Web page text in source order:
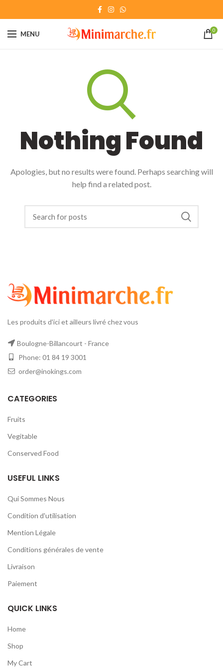
MENU 0
Nothing Found
Apologies, but no results were found. Perhaps searching will
help find a related post.
Les produits d'ici et ailleurs livré chez vous
Boulogne-Billancourt - France
Phone: 01 84 19 3001
order@inokings.com
CATEGORIES
Fruits
Vegitable
Conserved Food
USEFUL LINKS
Qui Sommes Nous
Condition d'utilisation
Mention Légale
Conditions générales de vente
Livraison
Paiement
QUICK LINKS
Home
Shop
My Cart